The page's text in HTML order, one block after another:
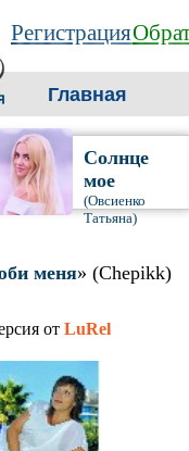
Регистрация
Главная
Солнце
мое
(Овсиенко
Татьяна)
меня» (Chepikk)
от LuRel